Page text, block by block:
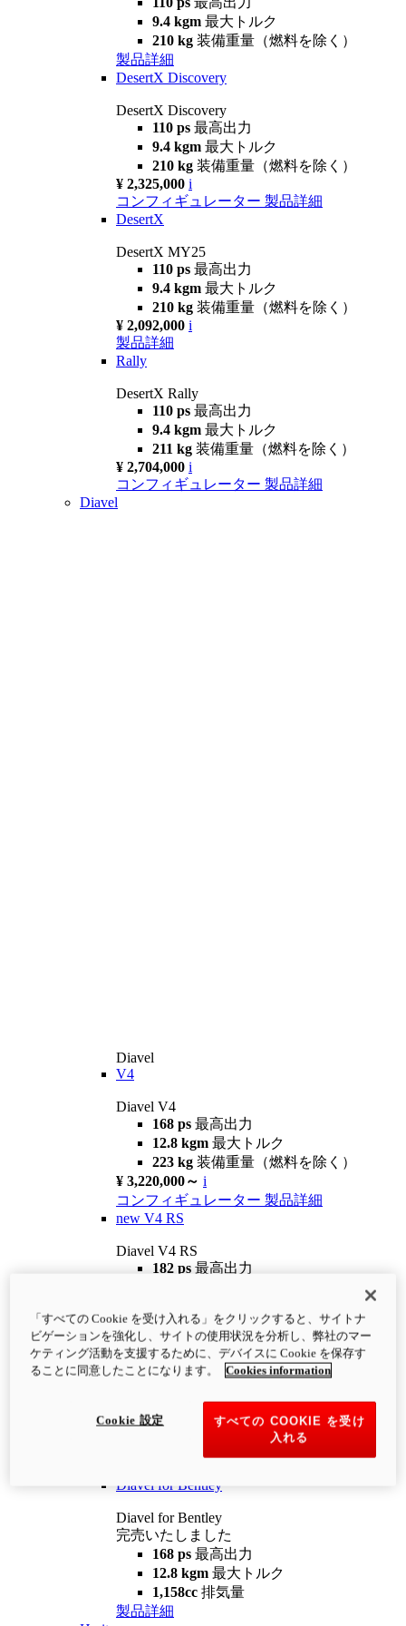
9.4 kgm 最大トルク
210 kg 装備重量（燃料を除く）
製品詳細
DesertX Discovery
DesertX Discovery
110 ps 最高出力
9.4 kgm 最大トルク
210 kg 装備重量（燃料を除く）
¥ 2,325,000 i
コンフィギュレーター 製品詳細
DesertX
DesertX MY25
110 ps 最高出力
9.4 kgm 最大トルク
210 kg 装備重量（燃料を除く）
¥ 2,092,000 i
製品詳細
Rally
DesertX Rally
110 ps 最高出力
9.4 kgm 最大トルク
211 kg 装備重量（燃料を除く）
¥ 2,704,000 i
コンフィギュレーター 製品詳細
Diavel
Diavel
V4
Diavel V4
168 ps 最高出力
12.8 kgm 最大トルク
223 kg 装備重量（燃料を除く）
¥ 3,220,000～ i
コンフィギュレーター 製品詳細
new V4 RS
Diavel V4 RS
182 ps 最高出力
¥4,400,000 i
コンフィギュレーター 製品詳細
newV4 RS 100
12.2 kgm
最大トルク
装備重量（燃料を除く）
Diavel for Bentley
Diavel for Bentley
完売いたしました
168 ps 最高出力
12.8 kgm 最大トルク
1,158cc 排気量
製品詳細
「すべての Cookie を受け入れる」をクリックすると、サイトナ
ビゲーションを強化し、サイトの使用状況を分析し、弊社のマー
ケティング活動を支援するために、デバイスに Cookie を保存す
ることに同意したことになります。
Cookies information
すべての COOKIE を受け
入れる
Cookie 設定